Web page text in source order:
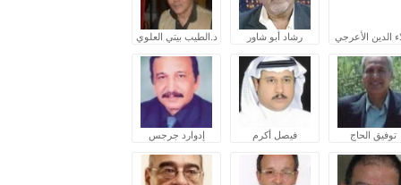
الدين الأعرجي رشاد أبو شاور د.الطيب بيتي العلوي
توفيق الحاج فيصل أكرم إدوارد جرجس